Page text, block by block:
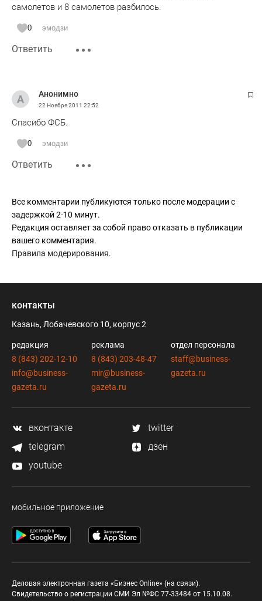
самолетов и 8 самолетов разбилось.
0 эмодзи
Ответить
Анонимно
22 Ноября 2011 22:52
Спасибо ФСБ.
0 эмодзи
Ответить
Все комментарии публикуются только после модерации с
задержкой 2-10 минут.
Редакция оставляет за собой право отказать в публикации
вашего комментария.
Правила модерирования.
контакты
Казань, Лобачевского 10, корпус 2
редакция
8 (843) 202-12-10
info@business-
gazeta.ru
реклама
8 (843) 203-48-47
mir@business-
gazeta.ru
отдел персонала
staff@business-
gazeta.ru
вконтакте
twitter
telegram
дзен
youtube
мобильное приложение
Деловая электронная газета «Бизнес Online» (на связи).
Свидетельство о регистрации СМИ Эл №ФС 77-33484 от 15.10.08.